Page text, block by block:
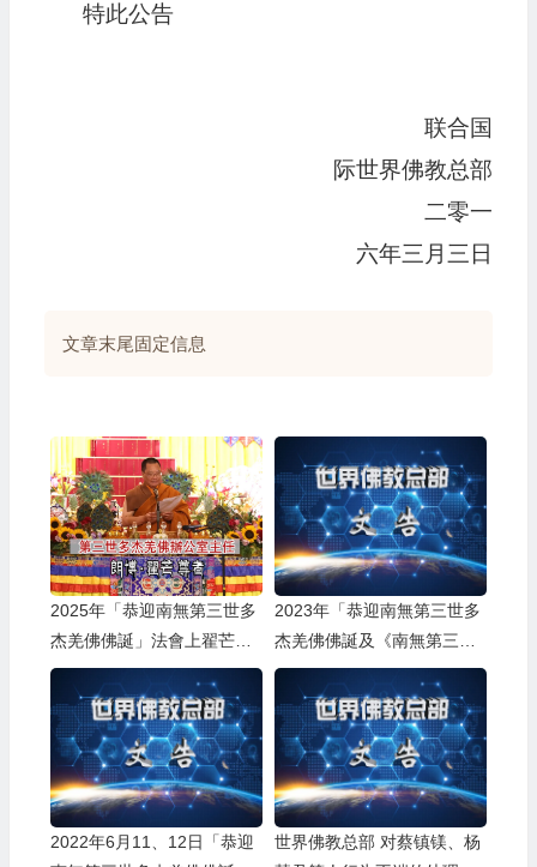
特此公告
联合国
际世界佛教总部
二零一
六年三月三日
文章末尾固定信息
2025年「恭迎南無第三世多
杰羌佛佛誕」法會上翟芒尊
者的講話
2023年「恭迎南無第三世多
杰羌佛佛誕及《南無第三世
多杰羌佛經藏總集》」法會
上翟芒尊者及證達教尊的講
話内容
2022年6月11、12日「恭迎
世界佛教总部 对蔡镇镁、杨